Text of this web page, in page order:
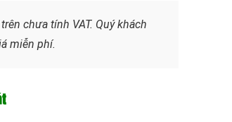
chưa tính VAT. Quý khách
miễn phí.